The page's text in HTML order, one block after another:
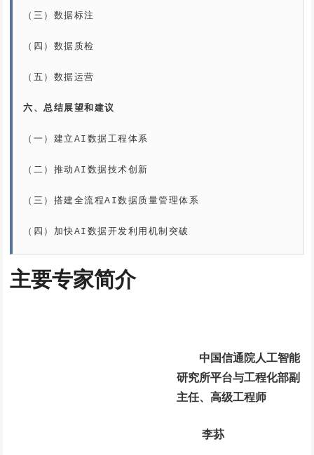
（三）数据标注
（四）数据质检
（五）数据运营
六、总结展望和建议
（一）建立AI数据工程体系
（二）推动AI数据技术创新
（三）搭建全流程AI数据质量管理体系
（四）加快AI数据开发利用机制突破
主要专家简介
中国信通院人工智能
研究所平台与工程化部副
主任、高级工程师
李荪